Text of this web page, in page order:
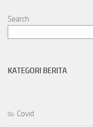
Search
KATEGORI BERITA
Covid